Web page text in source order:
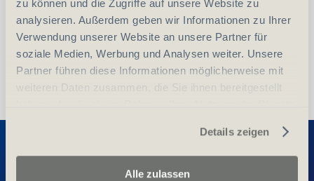
zu können und die Zugriffe auf unsere Website zu
analysieren. Außerdem geben wir Informationen zu Ihrer
Verwendung unserer Website an unsere Partner für
soziale Medien, Werbung und Analysen weiter. Unsere
Partner führen diese Informationen möglicherweise mit
weiteren Daten zusammen, die Sie ihnen bereitgestellt
Details zeigen
Alle zulassen
Entdecken Sie weitere Produkte